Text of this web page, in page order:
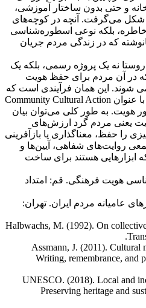
و حتی بدون ساختار آموزشی،
شکل می‌گرفت. آنچه در کوچه‌های
بلکه نوعی اسطوره‌شناسی
که در زندگی مردم جریان
نه یک پروژه رسمی، بلکه یک
در آن مردم برای حفظ هویت
شوند. این همان فرآیندی است که
در پژوهش‌های بین‌المللی از آن با عنوان Community Cultural Action
هویت. به طور کلی می‌توان بیان
یعنی مردم گرد ارزش‌های
را حفظ، معناگذاری یا بازآفرینی
روایت‌های شفاهی، آیین‌ها و
ابزارهایی هستند برای ساخت
آسیب شناسی هویت فرهنگی. قم: امتداد
حسن (1394). باورهای عامیانه مردم ایران. تهران:
– Halbwachs, M. (1992). On
– Assmann, J. (2011).
Writing, remembrance, and
– UNESCO. (2018). Local and
Preserving heritage and